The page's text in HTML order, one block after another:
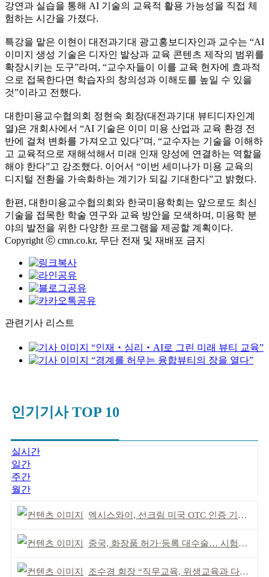
강연과 실습을 통해 AI 기술의 교육적 활용 가능성을 직접 체
험하는 시간을 가졌다.
특강을 맡은 이현이 대전과기대 광고홍보디자인과 교수는 “AI
이미지 생성 기술은 디자인 발상과 교육 콘텐츠 제작의 범위를
확장시키는 도구”라며, “교수자들이 이를 교육 현자에 효과적
으로 접목한다면 학습자의 창의성과 이해도를 높일 수 있을
것”이라고 전했다.
대한미용교수협의회 정현숙 회장(대전과기대 뷰티디자인계
열)은 개회사에서 “AI 기술은 이미 미용 산업과 교육 환경 전
반에 걸쳐 변화를 가져오고 있다”며, “교수자는 기술을 이해하
고 교육적으로 재해석해서 미래 인재 양성에 연결하는 역할을
해야 한다”고 강조했다. 이어서 “이번 세미나가 미용 교육의
디지털 전환을 가속화하는 계기가 되길 기대한다”고 밝혔다.
한편, 대한미용교수협의회와 한국미용학회는 앞으로도 최신
기술을 접목한 학술 연구와 교육 방안을 모색하며, 미용학 분
야의 발전을 위한 다양한 프로그램을 제공할 계획이다.
Copyright ⓒ cmn.co.kr, 무단 전재 및 재배포 금지
관련기사 리스트
“인재‧심리‧AI로 그린 미래 뷰티 교육”
“경계를 허무는 융합뷰티의 장을 열다”
인기기사 TOP 10
실시간
일간
주간
월간
엑시스와이, 선크림 미국 OTC 인증 기념 이벤트
중국, 화장품 허가·등록 대수술… 시험자료 공용 허용
조수경 회장 “직무교육, 위생교육과 다르다”